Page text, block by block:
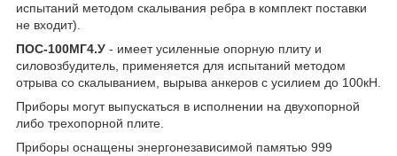
испытаний методом скалывания ребра в комплект поставки
не входит).
ПОС-100МГ4.У - имеет усиленные опорную плиту и
силовозбудитель, применяется для испытаний методом
отрыва со скалыванием, вырыва анкеров с усилием до 100кН.
Приборы могут выпускаться в исполнении на двухопорной
либо трехопорной плите.
Приборы оснащены энергонезависимой памятью 999